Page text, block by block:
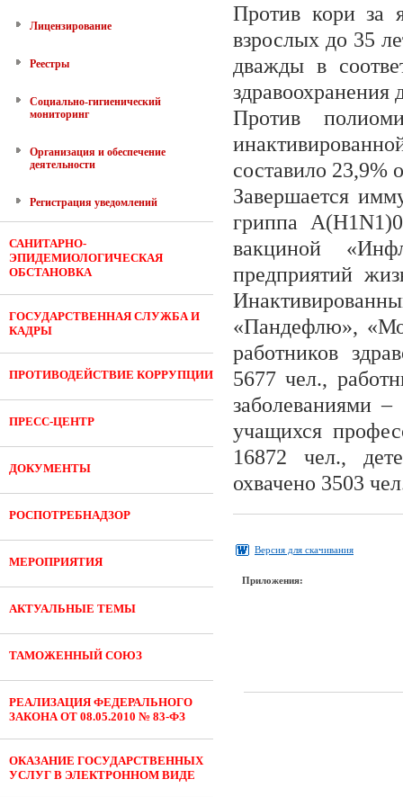
Лицензирование
Реестры
Социально-гигиенический
мониторинг
Организация и обеспечение
деятельности
Регистрация уведомлений
САНИТАРНО-
ЭПИДЕМИОЛОГИЧЕСКАЯ
ОБСТАНОВКА
ГОСУДАРСТВЕННАЯ СЛУЖБА И
КАДРЫ
ПРОТИВОДЕЙСТВИЕ КОРРУПЦИИ
ПРЕСС-ЦЕНТР
ДОКУМЕНТЫ
РОСПОТРЕБНАДЗОР
МЕРОПРИЯТИЯ
АКТУАЛЬНЫЕ ТЕМЫ
ТАМОЖЕННЫЙ СОЮЗ
РЕАЛИЗАЦИЯ ФЕДЕРАЛЬНОГО
ЗАКОНА ОТ 08.05.2010 № 83-ФЗ
ОКАЗАНИЕ ГОСУДАРСТВЕННЫХ
УСЛУГ В ЭЛЕКТРОННОМ ВИДЕ
Против кори за
взрослых до 35
дважды в
Против
составило 23,9%
Завершается
гриппа
вакциной
предприятий
«Пандефлю»,
работников
5677 чел.,
заболеваниями
учащихся
16872 чел.,
охвачено 3503
Версия для скачивания
Приложения: